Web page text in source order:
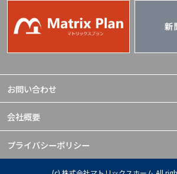
お問い合わせ
会社概要
プライバシーポリシー